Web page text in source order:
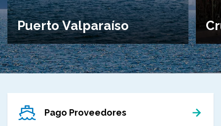
Puerto Valparaíso
Pago Proveedores